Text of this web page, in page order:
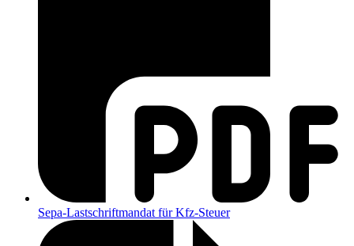
Sepa-Lastschriftmandat für Kfz-Steuer